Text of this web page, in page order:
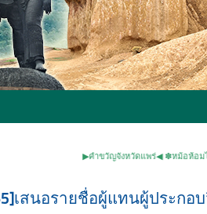
▶คำขวัญจังหวัดแพร่◀ ✽หม้อห้อมไม้สัก ✽ถิ่
เสนอรายชื่อผู้แทนผู้ประกอ